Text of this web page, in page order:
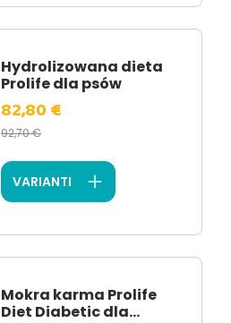
Hydrolizowana dieta
Prolife dla psów
82,80 €
92,70 €
VARIANTI
Mokra karma Prolife
Diet Diabetic dla...